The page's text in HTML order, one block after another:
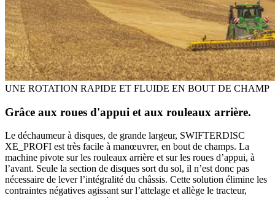
UNE ROTATION RAPIDE ET FLUIDE EN BOUT DE CHAMP
Grâce aux roues d'appui et aux rouleaux arrière.
Le déchaumeur à disques, de grande largeur, SWIFTERDISC
XE_PROFI est très facile à manœuvrer, en bout de champs. La
machine pivote sur les rouleaux arrière et sur les roues d’appui, à
l’avant. Seule la section de disques sort du sol, il n’est donc pas
nécessaire de lever l’intégralité du châssis. Cette solution élimine les
contraintes négatives agissant sur l’attelage et allège le tracteur,